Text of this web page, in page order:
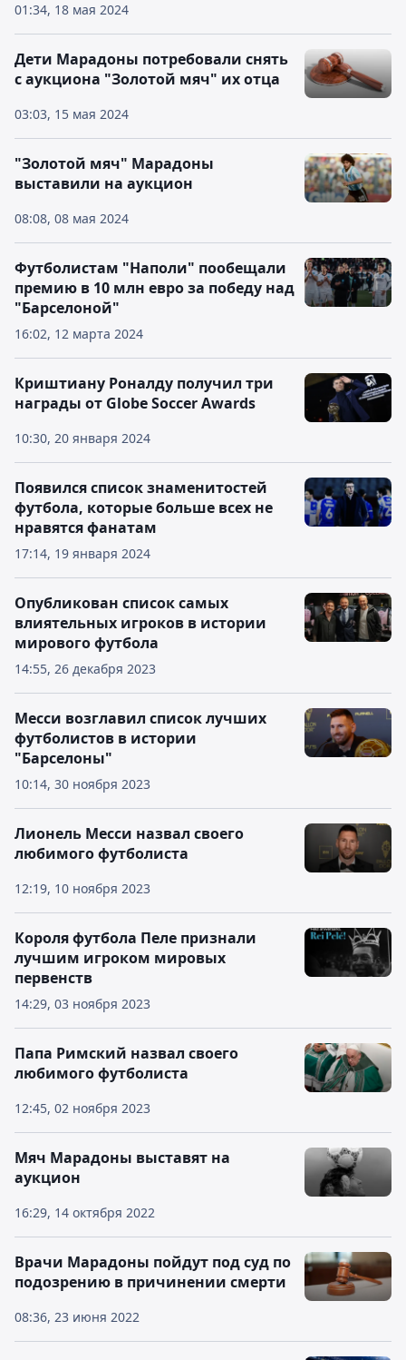
01:34, 18 мая 2024
03:03, 15 мая 2024
Дети Марадоны потребовали снять
с аукциона "Золотой мяч" их отца
08:08, 08 мая 2024
"Золотой мяч" Марадоны
выставили на аукцион
16:02, 12 марта 2024
Футболистам "Наполи" пообещали
премию в 10 млн евро за победу над
"Барселоной"
10:30, 20 января 2024
Криштиану Роналду получил три
награды от Globe Soccer Awards
17:14, 19 января 2024
Появился список знаменитостей
футбола, которые больше всех не
нравятся фанатам
14:55, 26 декабря 2023
Опубликован список самых
влиятельных игроков в истории
мирового футбола
10:14, 30 ноября 2023
Месси возглавил список лучших
футболистов в истории
"Барселоны"
12:19, 10 ноября 2023
Лионель Месси назвал своего
любимого футболиста
14:29, 03 ноября 2023
Короля футбола Пеле признали
лучшим игроком мировых
первенств
12:45, 02 ноября 2023
Папа Римский назвал своего
любимого футболиста
16:29, 14 октября 2022
Мяч Марадоны выставят на
аукцион
08:36, 23 июня 2022
Врачи Марадоны пойдут под суд по
подозрению в причинении смерти